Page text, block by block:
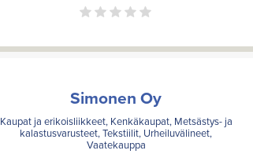
Simonen Oy
Kaupat ja erikoisliikkeet, Kenkäkaupat, Metsästys- ja
kalastusvarusteet, Tekstiilit, Urheiluvälineet,
Vaatekauppa